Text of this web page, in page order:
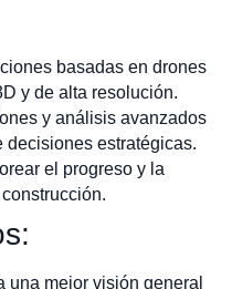
basadas en drones
y de alta resolución.
y análisis avanzados
decisiones estratégicas.
el progreso y la
una mejor visión general